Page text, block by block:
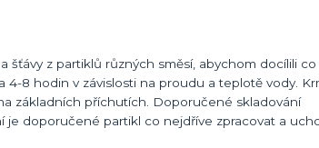
šťávy z partiklů různých směsí, abychom docílili co
4-8 hodin v závislosti na proudu a teplotě vody.
základních příchutích. Doporučené skladování
je doporučené partikl co nejdříve zpracovat a